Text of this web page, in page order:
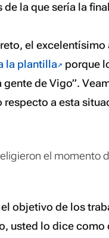
de la que sería la
elexcelentísimo
la plantilla
porque
gente de Vigo”.
respecto a esta
el momento
objetivo de los
usted lo dice